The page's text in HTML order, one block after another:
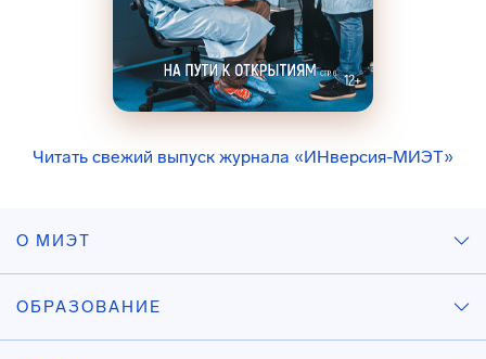
Читать свежий выпуск журнала «ИНверсия-МИЭТ»
О МИЭТ
ОБРАЗОВАНИЕ